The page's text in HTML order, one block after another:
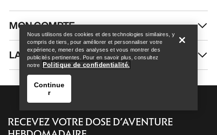
Help
MON COMPTE
LAVAGE ET RÉPARATION
RECEVEZ VOTRE DOSE D’AVENTURE
Nous utilisons des cookies et des technologies similaires, y
compris de tiers, pour améliorer et personnaliser votre
expérience, mener des analyses et vous montrer des
publicités pertinentes. Pour en savoir plus, consultez
notre
Politique de confidentialité.
Continue
r